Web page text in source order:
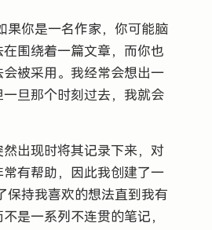
果你是一名作家，你可能脑
围绕着一篇文章，而你也
被采用。我经常会想出一
旦那个时刻过去，我就会
出现时将其记录下来，对
有帮助，因此我创建了一
保持我喜欢的想法直到我有
是一系列不连贯的笔记，